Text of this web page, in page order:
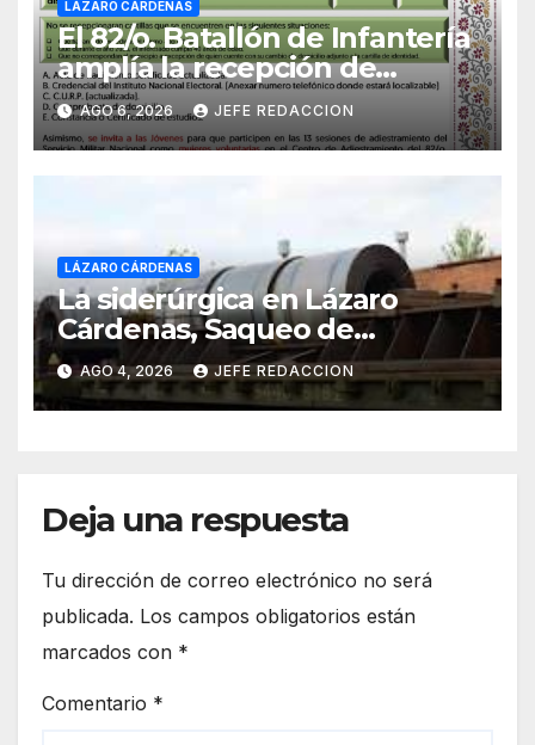
LÁZARO CÁRDENAS
El 82/o. Batallón de Infantería
amplía la recepción de
documentos para obtener La
Catilla del Servicio Militar
Nacional
AGO 6, 2026 JEFE REDACCION
LÁZARO CÁRDENAS
La siderúrgica en Lázaro
Cárdenas, Saqueo de
Recursos Naturales a Cambio
de Miseria
AGO 4, 2026 JEFE REDACCION
Deja una respuesta
Tu dirección de correo electrónico no será
publicada. Los campos obligatorios están
marcados con *
Comentario *